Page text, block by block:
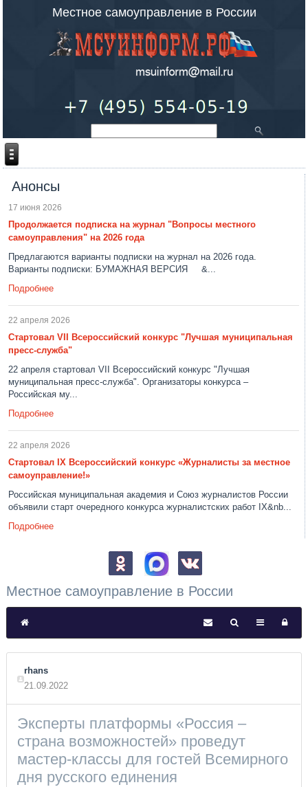
Местное самоуправление в России
Анонсы
17 июня 2026
Продолжается подписка на журнал "Вопросы местного
самоуправления" на 2026 года
Предлагаются варианты подписки на журнал на 2026 года.
Варианты подписки: БУМАЖНАЯ ВЕРСИЯ &...
Подробнее
22 апреля 2026
Стартовал VII Всероссийский конкурс "Лучшая муниципальная
пресс-служба"
22 апреля стартовал VII Всероссийский конкурс "Лучшая
муниципальная пресс-служба". Организаторы конкурса –
Российская му...
Подробнее
22 апреля 2026
Стартовал IX Всероссийский конкурс «Журналисты за местное
самоуправление!»
Российская муниципальная академия и Союз журналистов России
объявили старт очередного конкурса журналистских работ IX&nb...
Подробнее
Местное самоуправление в России
rhans
21.09.2022
Эксперты платформы «Россия –
страна возможностей» проведут
мастер-классы для гостей Всемирного
дня русского единения